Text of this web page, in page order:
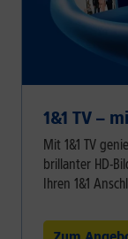
1&1 TV –
Mit 1&1 TV
brillanter HD-
Ihren 1&1